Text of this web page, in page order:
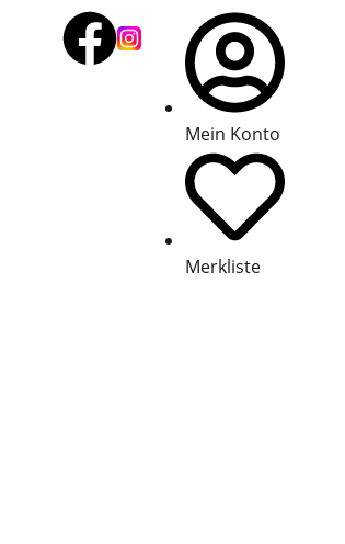
Mein Konto
Merkliste